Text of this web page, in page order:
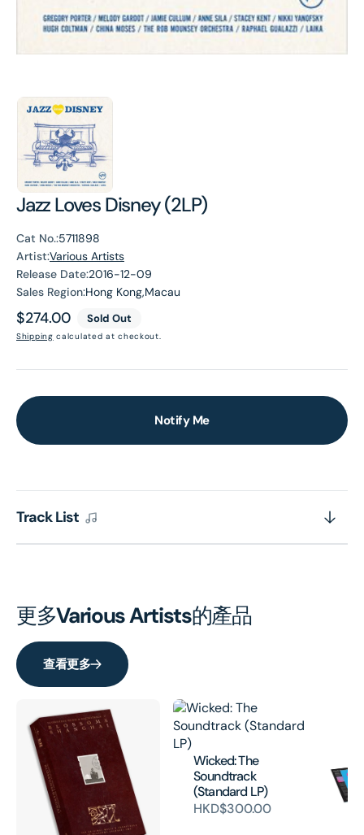
Jazz Loves Disney (2LP)
Cat No.:5711898
Artist:Various Artists
Release Date:2016-12-09
Sales Region:Hong Kong,Macau
Regular
price
$274.00 Sold Out
Shipping calculated at checkout.
Notify Me
Track List
更多Various Artists的產品
查看更多
Wicked: The
Soundtrack
(Standard LP)
HKD$300.00